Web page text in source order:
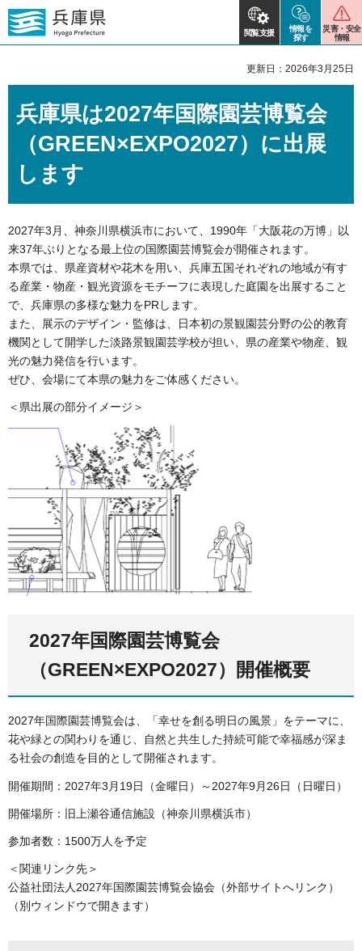
閲覧支援
情報を
探す
災害・安全
情報
更新日：2026年3月25日
兵庫県は2027年国際園芸博覧会
（GREEN×EXPO2027）に出展
します
2027年3月、神奈川県横浜市において、1990年「大阪花の万博」以
来37年ぶりとなる最上位の国際園芸博覧会が開催されます。
本県では、県産資材や花木を用い、兵庫五国それぞれの地域が有す
る産業・物産・観光資源をモチーフに表現した庭園を出展すること
で、兵庫県の多様な魅力をPRします。
また、展示のデザイン・監修は、日本初の景観園芸分野の公的教育
機関として開学した淡路景観園芸学校が担い、県の産業や物産、観
光の魅力発信を行います。
ぜひ、会場にて本県の魅力をご体感ください。
＜県出展の部分イメージ＞
2027年国際園芸博覧会
（GREEN×EXPO2027）開催概要
2027年国際園芸博覧会は、「幸せを創る明日の風景」をテーマに、
花や緑との関わりを通じ、自然と共生した持続可能で幸福感が深ま
る社会の創造を目的として開催されます。
開催期間：2027年3月19日（金曜日）～2027年9月26日（日曜日）
開催場所：旧上瀬谷通信施設（神奈川県横浜市）
参加者数：1500万人を予定
＜関連リンク先＞
公益社団法人2027年国際園芸博覧会協会（外部サイトへリンク）
（別ウィンドウで開きます）